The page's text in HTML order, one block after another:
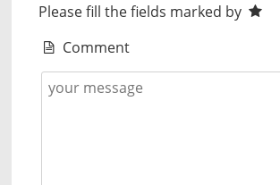
Please fill the fields marked by
Comment